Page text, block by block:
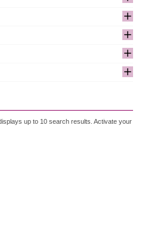
up to 10 search results. Activate your